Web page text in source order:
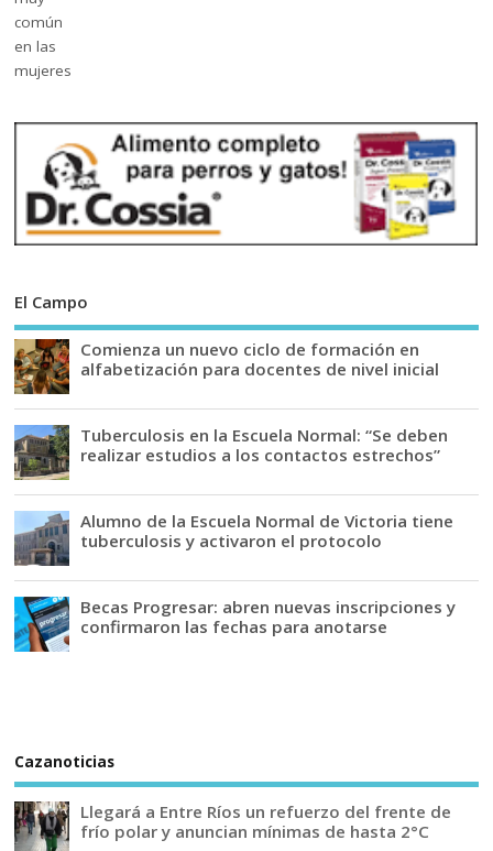
El Campo
Comienza un nuevo ciclo de formación en
alfabetización para docentes de nivel inicial
Tuberculosis en la Escuela Normal: “Se deben
realizar estudios a los contactos estrechos”
Alumno de la Escuela Normal de Victoria tiene
tuberculosis y activaron el protocolo
Becas Progresar: abren nuevas inscripciones y
confirmaron las fechas para anotarse
Cazanoticias
Llegará a Entre Ríos un refuerzo del frente de
frío polar y anuncian mínimas de hasta 2°C